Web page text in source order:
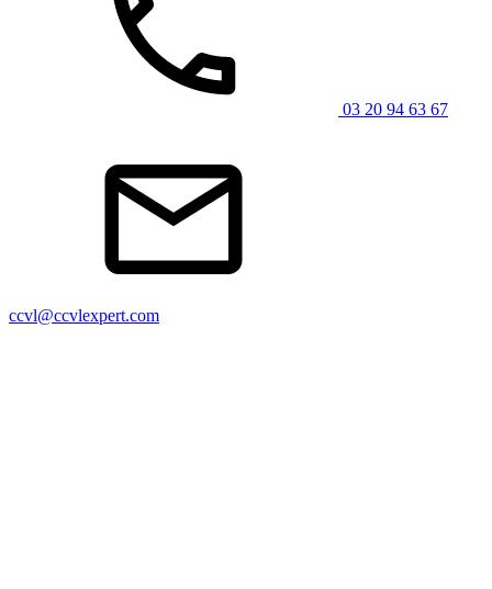
03 20 94 63 67
ccvl@ccvlexpert.com